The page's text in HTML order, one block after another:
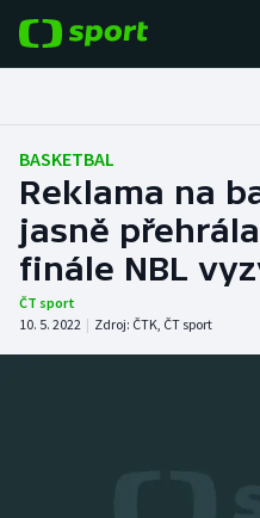
Fotbal
Hokej
Tenis
Atletika
BASKETBAL
Reklama na
jasně
finále NBL
ČT sport
10. 5. 2022 | Zdroj: ČTK, ČT sport